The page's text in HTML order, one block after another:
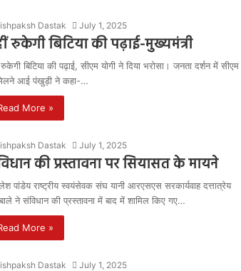
Dastak July 1, 2025
रुकेगी बिटिया की पढ़ाई-मुख्यमंत्री
बिटिया की पढ़ाई, सीएम योगी ने दिया भरोसा। जनता दर्शन में सीएम
आई पंखुड़ी ने कहा-…
More »
Dastak July 1, 2025
की प्रस्तावना पर सियासत के मायने
पांडेय राष्ट्रीय स्वयंसेवक संघ यानी आरएसएस सरकार्यवाह दत्तात्रेय
ने संविधान की प्रस्तावना में बाद में शामिल किए गए…
More »
Dastak July 1, 2025